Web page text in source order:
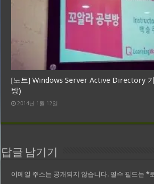
[노트] Windows Server Active Directory
방)
2014년 1월 12일
답글 남기기
이메일 주소는 공개되지 않습니다. 필수 필드는*